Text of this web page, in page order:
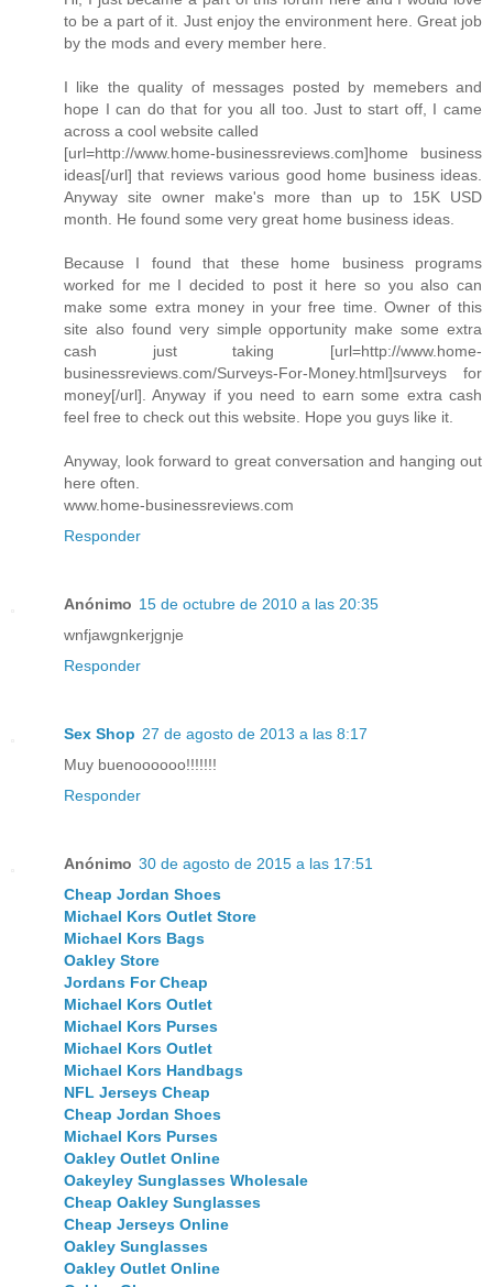
to be a part of it. Just enjoy the environment here. Great job
by the mods and every member here.
I like the quality of messages posted by memebers and
hope I can do that for you all too. Just to start off, I came
across a cool website called
[url=http://www.home-businessreviews.com]home business
ideas[/url] that reviews various good home business ideas.
Anyway site owner make's more than up to 15K USD
month. He found some very great home business ideas.
Because I found that these home business programs
worked for me I decided to post it here so you also can
make some extra money in your free time. Owner of this
site also found very simple opportunity make some extra
cash just taking [url=http://www.home-
businessreviews.com/Surveys-For-Money.html]surveys for
money[/url]. Anyway if you need to earn some extra cash
feel free to check out this website. Hope you guys like it.
Anyway, look forward to great conversation and hanging out
here often.
www.home-businessreviews.com
Responder
Anónimo 15 de octubre de 2010 a las 20:35
wnfjawgnkerjgnje
Responder
Sex Shop 27 de agosto de 2013 a las 8:17
Muy buenoooooo!!!!!!!
Responder
Anónimo 30 de agosto de 2015 a las 17:51
Cheap Jordan Shoes
Michael Kors Outlet Store
Michael Kors Bags
Oakley Store
Jordans For Cheap
Michael Kors Outlet
Michael Kors Purses
Michael Kors Outlet
Michael Kors Handbags
NFL Jerseys Cheap
Cheap Jordan Shoes
Michael Kors Purses
Oakley Outlet Online
Oakeyley Sunglasses Wholesale
Cheap Oakley Sunglasses
Cheap Jerseys Online
Oakley Sunglasses
Oakley Outlet Online